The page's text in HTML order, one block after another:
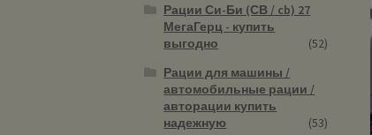
Рации Си-Би (СВ / cb) 27
МегаГерц - купить
выгодно
(52)
Рации для машины /
автомобильные рации /
авторации купить
надежную
(53)